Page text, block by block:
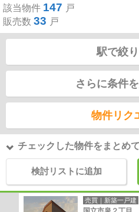
該当物件 147 戸
販売数 33 戸
駅で絞
さらに条件
物件リク
チェックした物件をまとめて
検討リストに追加
売買｜新築一戸建